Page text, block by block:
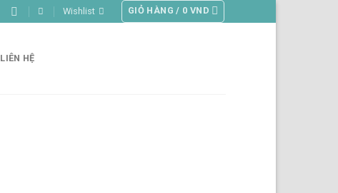
Wishlist GIỎ HÀNG / 0 VND
LIÊN HỆ